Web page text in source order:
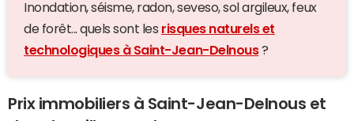
Inondation, séisme, radon, seveso, sol argileux, feux
de forêt... quels sont les risques naturels et
technologiques à Saint-Jean-Delnous?
Prix immobiliers à Saint-Jean-Delnous et